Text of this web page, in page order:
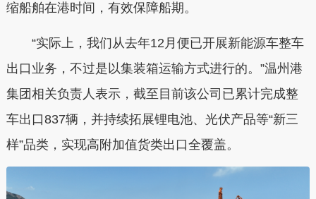
缩船舶在港时间，有效保障船期。
“实际上，我们从去年12月便已开展新能源车整车
出口业务，不过是以集装箱运输方式进行的。”温州港
集团相关负责人表示，截至目前该公司已累计完成整
车出口837辆，并持续拓展锂电池、光伏产品等“新三
样”品类，实现高附加值货类出口全覆盖。